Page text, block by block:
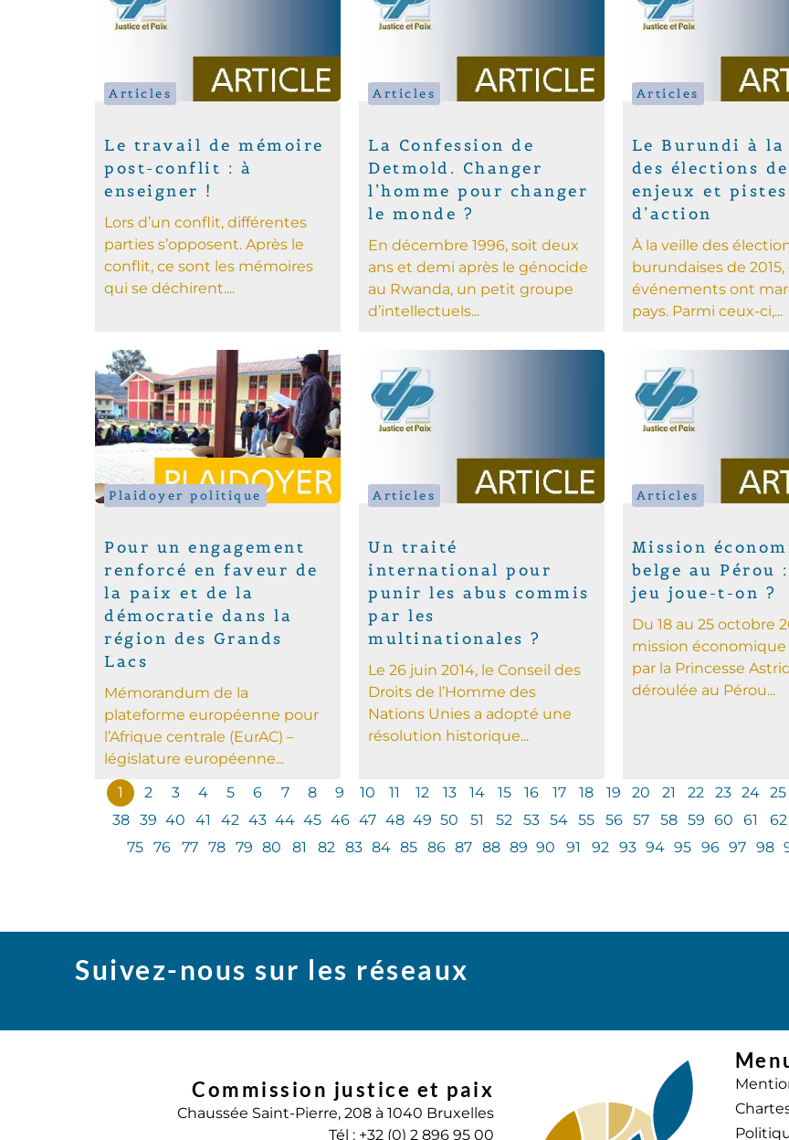
Articles
Le travail de mémoire
post-conflit : à
enseigner !
Lors d’un conflit, différentes
parties s’opposent. Après le
conflit, ce sont les mémoires
qui se déchirent....
Articles
La Confession de
Detmold. Changer
l’homme pour changer
le monde ?
En décembre 1996, soit deux
ans et demi après le génocide
au Rwanda, un petit groupe
d’intellectuels...
Articles
Le Burundi à
des élections
enjeux et pistes
d’action
À la veille des
burundaises de
événements ont
pays. Parmi ceux-ci,...
Plaidoyer politique
Pour un engagement
renforcé en faveur de
la paix et de la
démocratie dans la
région des Grands
Lacs
Mémorandum de la
plateforme européenne pour
l’Afrique centrale (EurAC) –
législature européenne...
Articles
Un traité
international pour
punir les abus commis
par les
multinationales ?
Le 26 juin 2014, le Conseil des
Droits de l’Homme des
Nations Unies a adopté une
résolution historique...
Articles
Mission
belge au Pérou
jeu joue-t-on ?
Du 18 au 25 octobre
mission économique
par la Princesse
déroulée au Pérou...
1 2 3 4 5 6 7 8 9 10 11 12 13 14 15 16 17 18 19 20 21 22 23 24 25
38
39 40 41 42 43 44 45 46 47 48 49 50 51 52 53 54 55 56 57 58 59 60 61 62
75
76 77 78 79 80 81 82 83 84 85 86 87 88 89 90 91 92 93 94 95 96 97 98
Suivez-nous sur les réseaux
Commission justice et paix
Chaussée Saint-Pierre, 208 à 1040 Bruxelles
Tél : +32 (0) 2 896 95 00